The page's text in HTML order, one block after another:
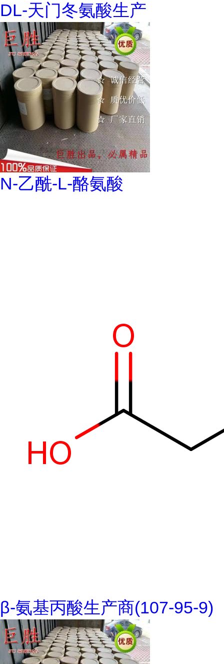
DL-天门冬氨酸生产
N-乙酰-L-酪氨酸
β-氨基丙酸生产商(107-95-9)